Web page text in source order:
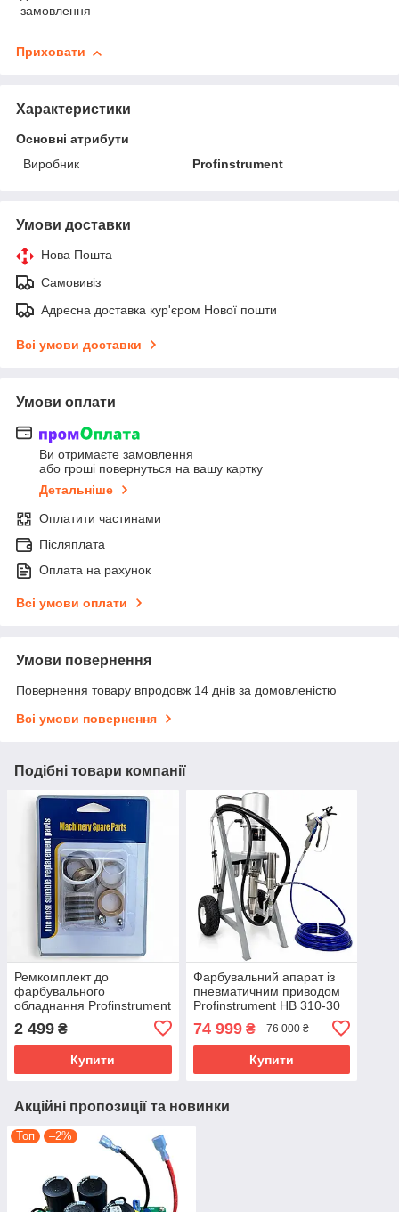
замовлення
Приховати
Характеристики
Основні атрибути
Виробник
Profinstrument
Умови доставки
Нова Пошта
Самовивіз
Адресна доставка кур'єром Нової пошти
Всі умови доставки
Умови оплати
Ви отримаєте замовлення
або гроші повернуться на вашу картку
Детальніше
Оплатити частинами
Післяплата
Оплата на рахунок
Всі умови оплати
Умови повернення
Повернення товару впродовж 14 днів за домовленістю
Всі умови повернення
Подібні товари компанії
Ремкомплект до
фарбувального
обладнання Profinstrument
EP-310/HB795 (ремонтний
комплект насосу)
2 499 ₴
Купити
Фарбувальний апарат із
пневматичним приводом
Profinstrument HB 310-30
74 999₴ 76 000 ₴
Купити
Акційні пропозиції та новинки
Топ –2%